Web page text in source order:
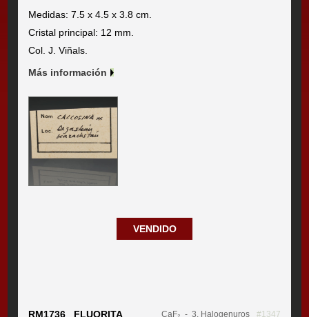
Medidas: 7.5 x 4.5 x 3.8 cm.
Cristal principal: 12 mm.
Col. J. Viñals.
Más información
VENDIDO
RM1736 FLUORITA
CaF₂ - 3. Halogenuros #1347